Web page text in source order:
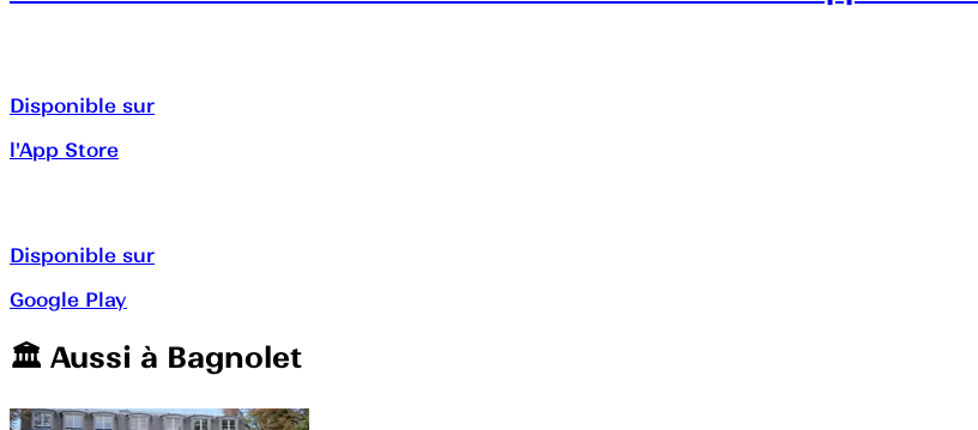
Disponible sur
l'App Store
Disponible sur
Google Play
🏛️️ Aussi à Bagnolet